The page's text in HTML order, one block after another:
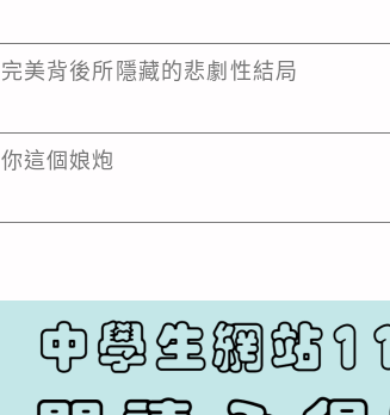
完美背後所隱藏的悲劇性結局
你這個娘炮